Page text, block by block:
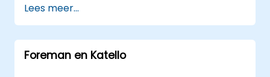
Gebruikmaken van
automatiseringshulpmiddelen en
geavanceerde Ansible-resources om een
CI/CD-aanpak te realiseren.
Lees meer...
Foreman en Katello